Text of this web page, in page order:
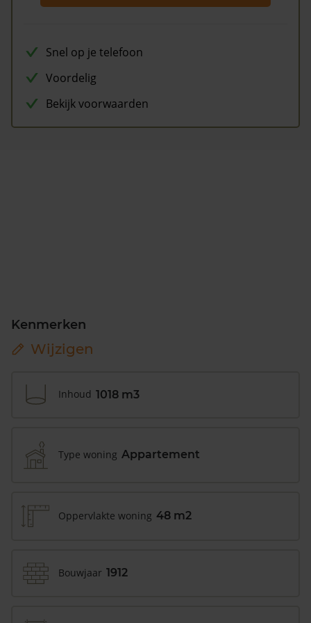
Snel op je telefoon
Voordelig
Bekijk voorwaarden
Kenmerken
Wijzigen
Inhoud 1018 m3
Type woning Appartement
Oppervlakte woning 48 m2
Bouwjaar 1912